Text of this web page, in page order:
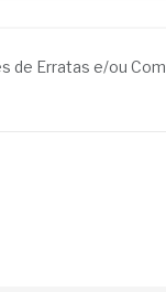
de Erratas e/ou